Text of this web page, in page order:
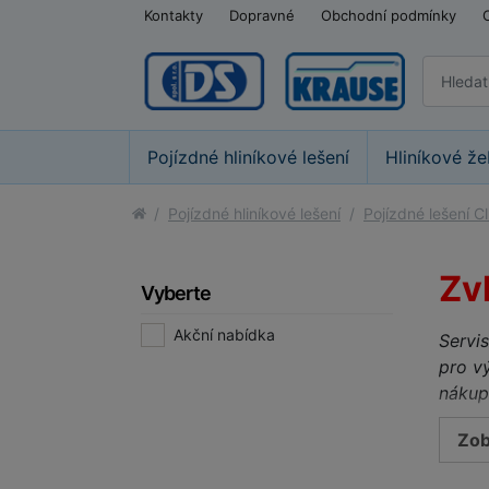
Kontakty Dopravné Obchodní podmínky
Pojízdné hliníkové lešení Hliníkové
Pojízdné hliníkové lešení Pojízdné lešení
Vyberte
Akční nabídka
pro